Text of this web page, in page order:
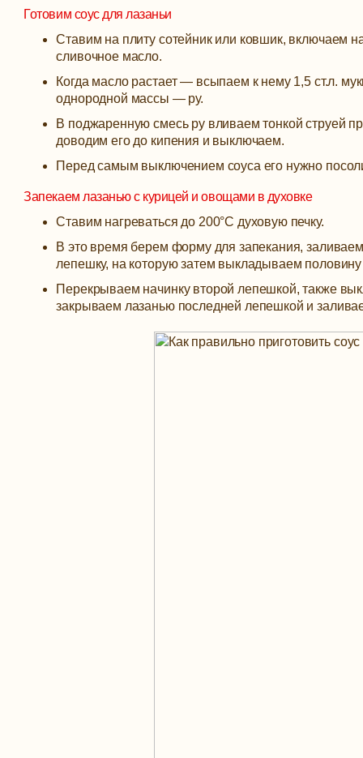
Готовим соус для лазаньи
Ставим на плиту сотейник или ковшик, включаем
сливочное масло.
Когда масло растает — всыпаем к нему 1,5 ст.л.
однородной массы — ру.
В поджаренную смесь ру вливаем тонкой струей
доводим его до кипения и выключаем.
Перед самым выключением соуса его нужно
Запекаем лазанью с курицей и овощами в духовке
Ставим нагреваться до 200°С духовую печку.
В это время берем форму для запекания,
лепешку, на которую затем выкладываем
Перекрываем начинку второй лепешкой, также
закрываем лазанью последней лепешкой и